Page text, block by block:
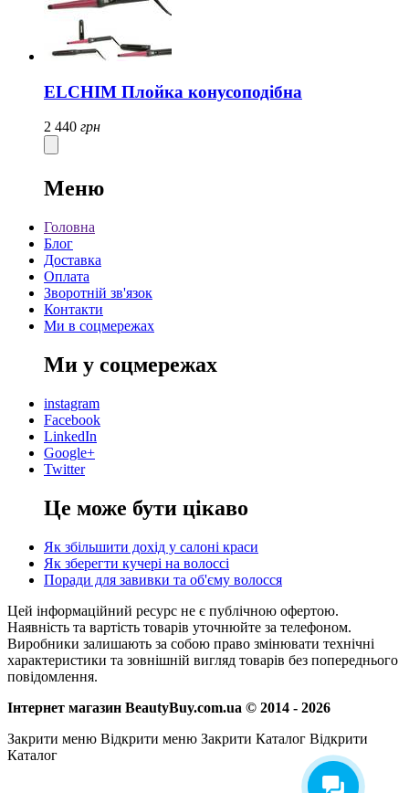
ELCHIM Плойка конусоподібна
2 440 грн
Меню
Головна
Блог
Доставка
Оплата
Зворотній зв'язок
Контакти
Ми в соцмережах
Ми у соцмережах
instagram
Facebook
LinkedIn
Google+
Twitter
Це може бути цікаво
Як збільшити дохід у салоні краси
Як зберегти кучері на волоссі
Поради для завивки та об'єму волосся
Цей інформаційний ресурс не є публічною офертою.
Наявність та вартість товарів уточнюйте за телефоном.
Виробники залишають за собою право змінювати технічні
характеристики та зовнішній вигляд товарів без попереднього
повідомлення.
Інтернет магазин BeautyBuy.com.ua © 2014 - 2026
Закрити меню Відкрити меню Закрити Каталог Відкрити
Каталог